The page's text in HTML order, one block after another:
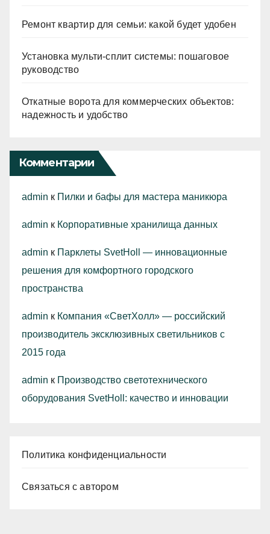
Ремонт квартир для семьи: какой будет удобен
Установка мульти-сплит системы: пошаговое
руководство
Откатные ворота для коммерческих объектов:
надежность и удобство
Комментарии
admin к Пилки и бафы для мастера маникюра
admin к Корпоративные хранилища данных
admin к Парклеты SvetHoll — инновационные
решения для комфортного городского
пространства
admin к Компания «СветХолл» — российский
производитель эксклюзивных светильников с
2015 года
admin к Производство светотехнического
оборудования SvetHoll: качество и инновации
Политика конфиденциальности
Связаться с автором